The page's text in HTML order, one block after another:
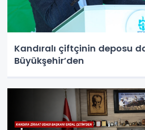
Kandıralı çiftçinin deposu
Büyükşehir’den